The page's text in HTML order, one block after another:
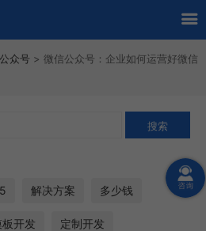
公众号 > 微信公众号：企业如何运营好微信
解决方案 多少钱
板开发 定制开发